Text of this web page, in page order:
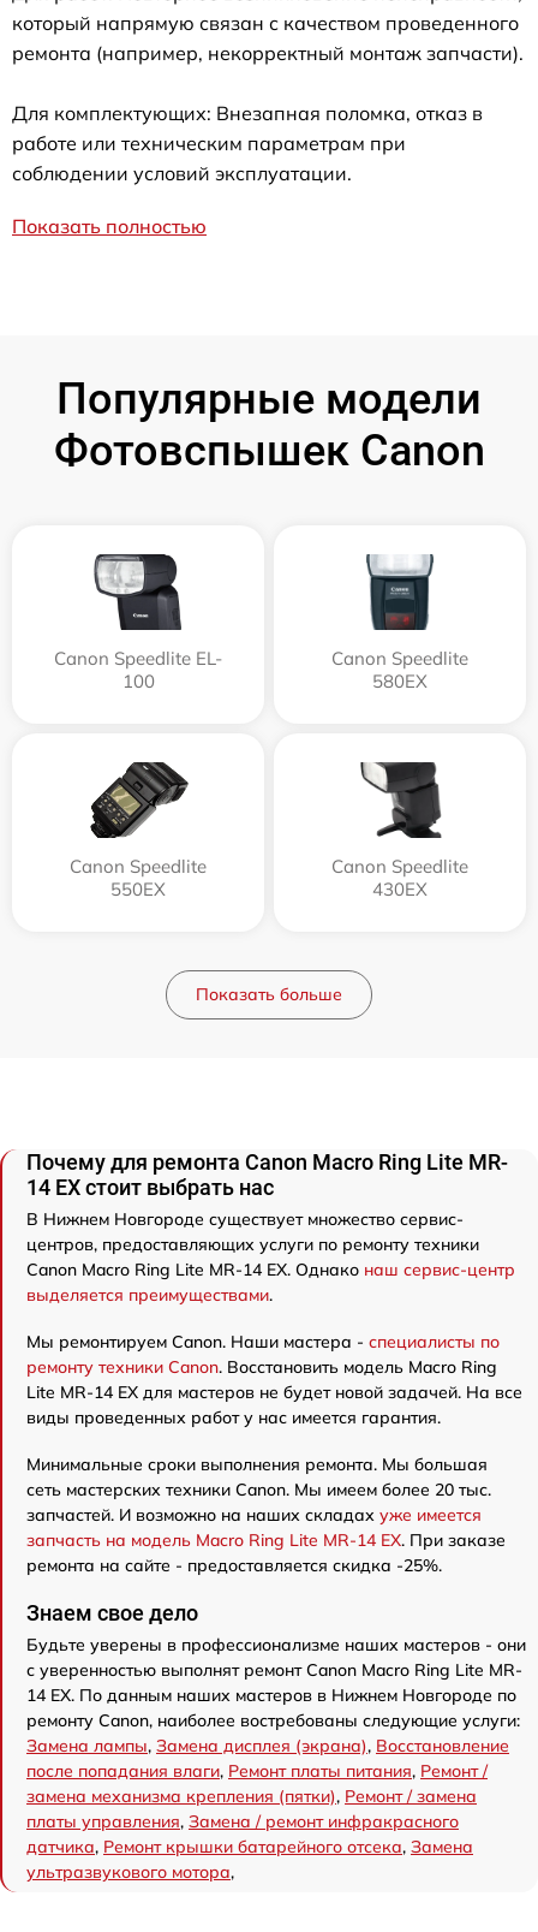
который напрямую связан с качеством проведенного
ремонта (например, некорректный монтаж запчасти).
Для комплектующих: Внезапная поломка, отказ в
работе или техническим параметрам при
соблюдении условий эксплуатации.
Показать полностью
Популярные модели
Фотовспышек Canon
Canon Speedlite EL-
100
Canon Speedlite
580EX
Canon Speedlite
550EX
Canon Speedlite
430EX
Показать больше
Почему для ремонта Canon Macro Ring Lite MR-
14 EX стоит выбрать нас
В Нижнем Новгороде существует множество сервис-
центров, предоставляющих услуги по ремонту техники
Canon Macro Ring Lite MR-14 EX. Однако наш сервис-центр
выделяется преимуществами.
Мы ремонтируем Canon. Наши мастера - специалисты по
ремонту техники Canon. Восстановить модель Macro Ring
Lite MR-14 EX для мастеров не будет новой задачей. На все
виды проведенных работ у нас имеется гарантия.
Минимальные сроки выполнения ремонта. Мы большая
сеть мастерских техники Canon. Мы имеем более 20 тыс.
запчастей. И возможно на наших складах уже имеется
запчасть на модель Macro Ring Lite MR-14 EX. При заказе
ремонта на сайте - предоставляется скидка -25%.
Знаем свое дело
Будьте уверены в профессионализме наших мастеров - они
с уверенностью выполнят ремонт Canon Macro Ring Lite MR-
14 EX. По данным наших мастеров в Нижнем Новгороде по
ремонту Canon, наиболее востребованы следующие услуги:
Замена лампы, Замена дисплея (экрана), Восстановление
после попадания влаги, Ремонт платы питания, Ремонт /
замена механизма крепления (пятки), Ремонт / замена
платы управления, Замена / ремонт инфракрасного
датчика, Ремонт крышки батарейного отсека, Замена
ультразвукового мотора,